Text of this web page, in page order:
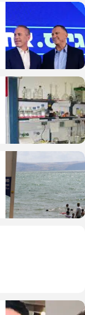
פוליטי
בריאות